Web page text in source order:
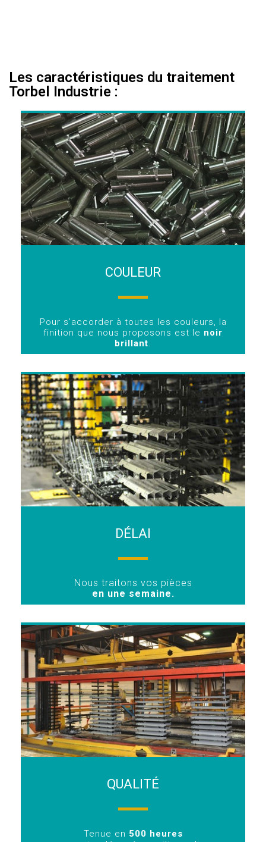
Les caractéristiques du traitement
Torbel Industrie :
COULEUR
Pour s’accorder à toutes les couleurs, la
finition que nous proposons est le noir
brillant.
DÉLAI
Nous traitons vos pièces
en une semaine.
QUALITÉ
Tenue en 500 heures